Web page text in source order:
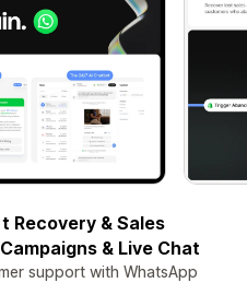
Recovery & Sales
& Live Chat
support with WhatsApp